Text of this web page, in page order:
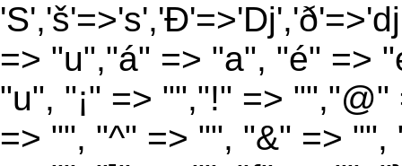
=> "u","á" => "a", "é" =>
"u", "¡" => "","!" =>
=> "", "^" => "", "&" =>